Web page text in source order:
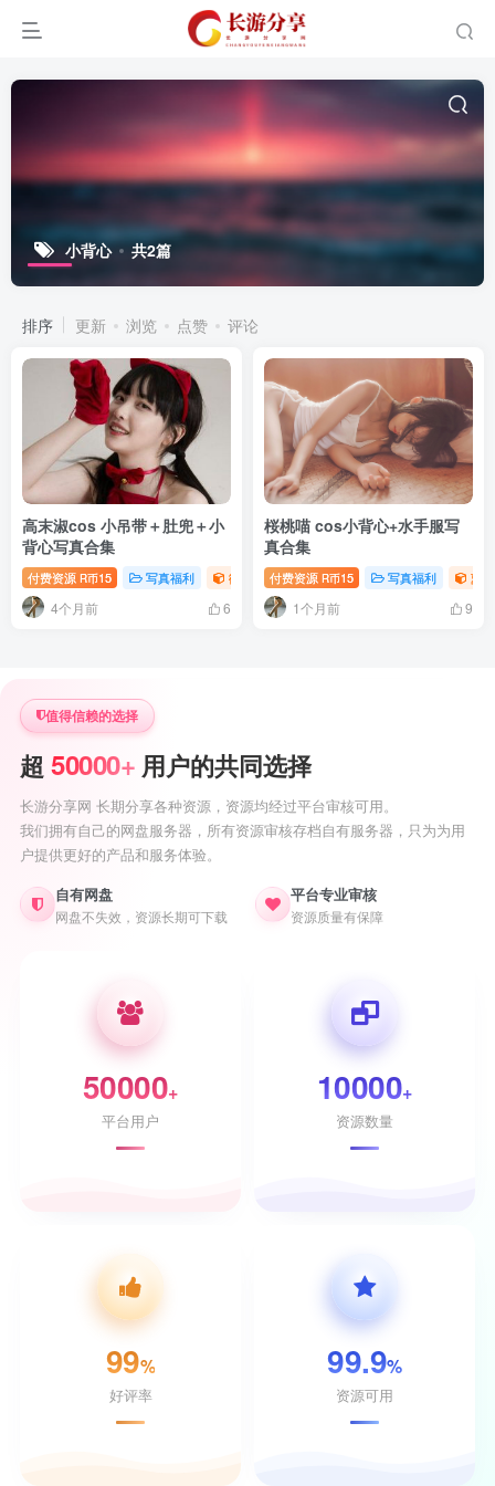
小背心 共2篇
排序 更新 浏览 点赞 评论
高末淑cos 小吊带＋肚兜＋小
背心写真合集
付费资源 R币15 写真福利 御姐写真照片专题
4个月前 6
桜桃喵 cos小背心+水手服写
真合集
付费资源 R币15 写真福利 萝
1个月前 9
值得信赖的选择
超50000+ 用户的共同选择
长游分享网 长期分享各种资源，资源均经过平台审核可用。
我们拥有自己的网盘服务器，所有资源审核存档自有服务器，只为为用
户提供更好的产品和服务体验。
自有网盘
网盘不失效，资源长期可下载
平台专业审核
资源质量有保障
50000+
平台用户
10000+
资源数量
99%
好评率
99.9%
资源可用